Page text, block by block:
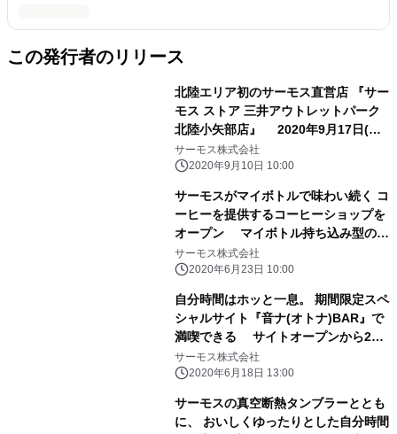
この発行者のリリース
北陸エリア初のサーモス直営店 『サー
モス ストア 三井アウトレットパーク
北陸小矢部店』 2020年9月17日(木)
にオープン
サーモス株式会社
2020年9月10日 10:00
サーモスがマイボトルで味わい続く コ
ーヒーを提供するコーヒーショップを
オープン マイボトル持ち込み型のテ
イクアウト専門コーヒーショップ
『THERMOS COFFEE TO GO』グラ
サーモス株式会社
2020年6月23日 10:00
自分時間はホッと一息。 期間限定スペ
シャルサイト『音ナ(オトナ)BAR』で
満喫できる サイトオープンから2週
間の傾向は 「いやされたい」「ぼーっ
としたい」「くつろぎたい」が人気
自分時間をじっくり、おいしく。～ 期
間：2020年7月31日(金)まで
サーモス株式会社
2020年6月18日 13:00
サーモスの真空断熱タンブラーととも
に、 おいしくゆったりとした自分時間